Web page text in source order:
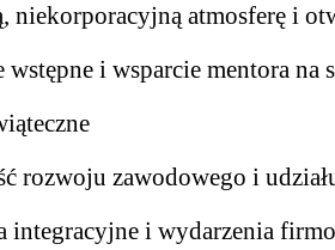
niekorporacyjną atmosferę i
wstępne i wsparcie mentora na
rozwoju zawodowego i
integracyjne i wydarzenia